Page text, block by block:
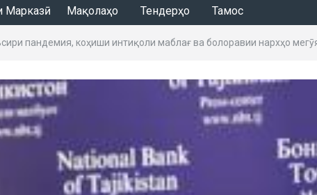
Марказӣ Мақолаҳо Тендерҳо Тамос
пандемия, коҳиши интиқоли маблағ ва болоравии нархҳо